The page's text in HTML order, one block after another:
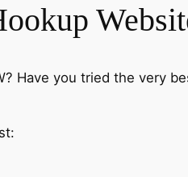
Have you tried the very